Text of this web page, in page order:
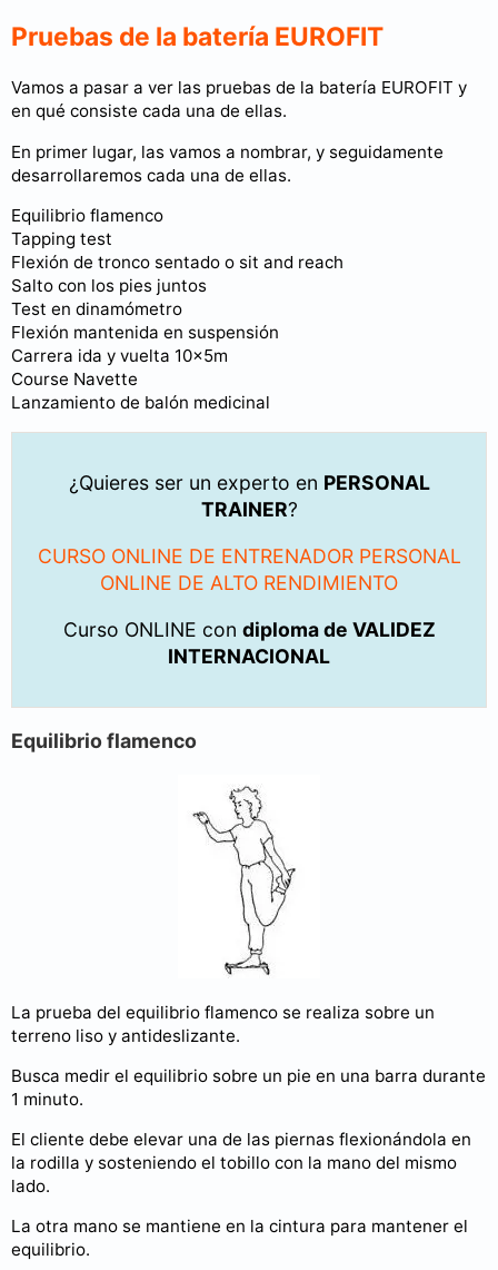
Pruebas de la batería EUROFIT
Vamos a pasar a ver las pruebas de la batería EUROFIT y
en qué consiste cada una de ellas.
En primer lugar, las vamos a nombrar, y seguidamente
desarrollaremos cada una de ellas.
Equilibrio flamenco
Tapping test
Flexión de tronco sentado o sit and reach
Salto con los pies juntos
Test en dinamómetro
Flexión mantenida en suspensión
Carrera ida y vuelta 10x5m
Course Navette
Lanzamiento de balón medicinal
¿Quieres ser un experto en PERSONAL
TRAINER?
CURSO ONLINE DE ENTRENADOR PERSONAL
ONLINE DE ALTO RENDIMIENTO
Curso ONLINE con diploma de VALIDEZ
INTERNACIONAL
Equilibrio flamenco
La prueba del equilibrio flamenco se realiza sobre un
terreno liso y antideslizante.
Busca medir el equilibrio sobre un pie en una barra durante
1 minuto.
El cliente debe elevar una de las piernas flexionándola en
la rodilla y sosteniendo el tobillo con la mano del mismo
lado.
La otra mano se mantiene en la cintura para mantener el
equilibrio.